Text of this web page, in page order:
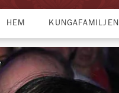
HEM KUNGAFAMILJEN